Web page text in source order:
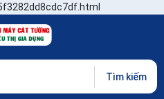
Tìm kiếm